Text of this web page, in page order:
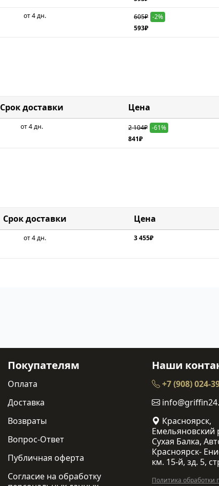
от 4 дн. 605₽ -2%
593₽
Срок доставки Цена
от 4 дн. 2 104₽ -61%
841₽
Срок доставки Цена
от 4 дн. 3 455₽
Покупателям
Оплата
Доставка
Возвраты
Вопрос-Ответ
Публичная оферта
Согласие на обработку
Наши
+7 (908) 024-
Красноярск,
Емельяновский
Сухая Балка,
Красноярск-
км. 15-й, зд. 5,
Политика обработки